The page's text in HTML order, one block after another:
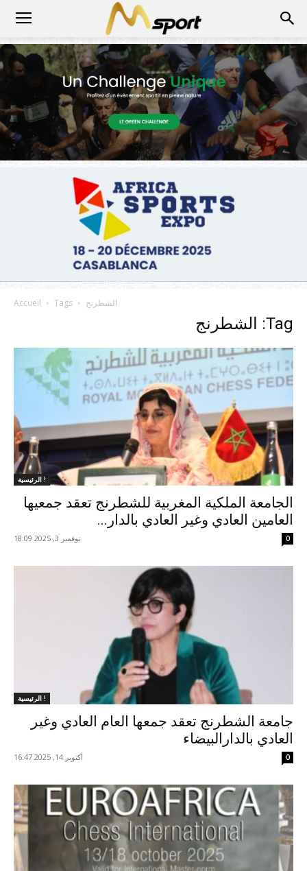
Accueil Tags الشطرنج
Tag: الشطرنج
الرئيسية !
الجامعة الملكية المغربية للشطرنج تعقد جمعيها
العامين العادي وغير العادي بالدار...
نوفمبر 3, 2025 18:09 0
الرئيسية !
جامعة الشطرنج تعقد جمعها العام العادي وغير
العادي بالدارالبيضاء
أكتوبر 14, 2025 16:47 0